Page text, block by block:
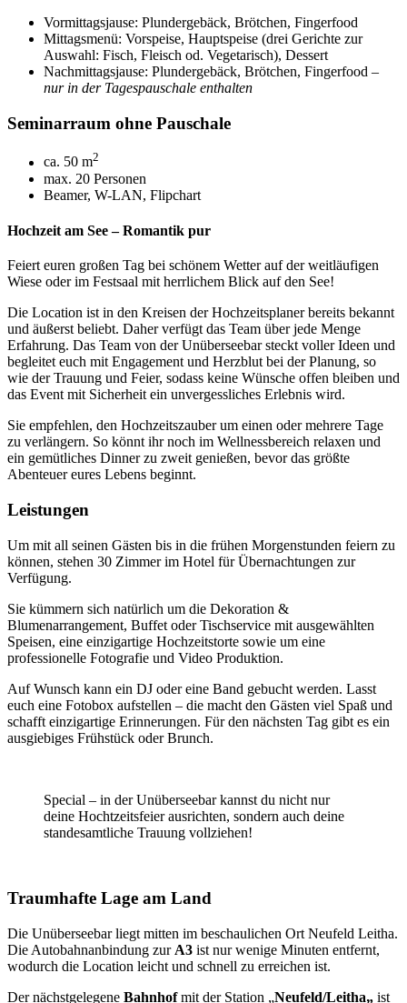
Vormittagsjause: Plundergebäck, Brötchen, Fingerfood
Mittagsmenü: Vorspeise, Hauptspeise (drei Gerichte zur
Auswahl: Fisch, Fleisch od. Vegetarisch), Dessert
Nachmittagsjause: Plundergebäck, Brötchen, Fingerfood –
nur in der Tagespauschale enthalten
Seminarraum ohne Pauschale
ca. 50 m2
max. 20 Personen
Beamer, W-LAN, Flipchart
Hochzeit am See – Romantik pur
Feiert euren großen Tag bei schönem Wetter auf der weitläufigen
Wiese oder im Festsaal mit herrlichem Blick auf den See!
Die Location ist in den Kreisen der Hochzeitsplaner bereits bekannt
und äußerst beliebt. Daher verfügt das Team über jede Menge
Erfahrung. Das Team von der Unüberseebar steckt voller Ideen und
begleitet euch mit Engagement und Herzblut bei der Planung, so
wie der Trauung und Feier, sodass keine Wünsche offen bleiben und
das Event mit Sicherheit ein unvergessliches Erlebnis wird.
Sie empfehlen, den Hochzeitszauber um einen oder mehrere Tage
zu verlängern. So könnt ihr noch im Wellnessbereich relaxen und
ein gemütliches Dinner zu zweit genießen, bevor das größte
Abenteuer eures Lebens beginnt.
Leistungen
Um mit all seinen Gästen bis in die frühen Morgenstunden feiern zu
können, stehen 30 Zimmer im Hotel für Übernachtungen zur
Verfügung.
Sie kümmern sich natürlich um die Dekoration &
Blumenarrangement, Buffet oder Tischservice mit ausgewählten
Speisen, eine einzigartige Hochzeitstorte sowie um eine
professionelle Fotografie und Video Produktion.
Auf Wunsch kann ein DJ oder eine Band gebucht werden. Lasst
euch eine Fotobox aufstellen – die macht den Gästen viel Spaß und
schafft einzigartige Erinnerungen. Für den nächsten Tag gibt es ein
ausgiebiges Frühstück oder Brunch.
Special – in der Unüberseebar kannst du nicht nur
deine Hochtzeitsfeier ausrichten, sondern auch deine
standesamtliche Trauung vollziehen!
Traumhafte Lage am Land
Die Unüberseebar liegt mitten im beschaulichen Ort Neufeld Leitha.
Die Autobahnanbindung zur A3 ist nur wenige Minuten entfernt,
wodurch die Location leicht und schnell zu erreichen ist.
Der nächstgelegene Bahnhofmit der Station „Neufeld/Leitha„ ist